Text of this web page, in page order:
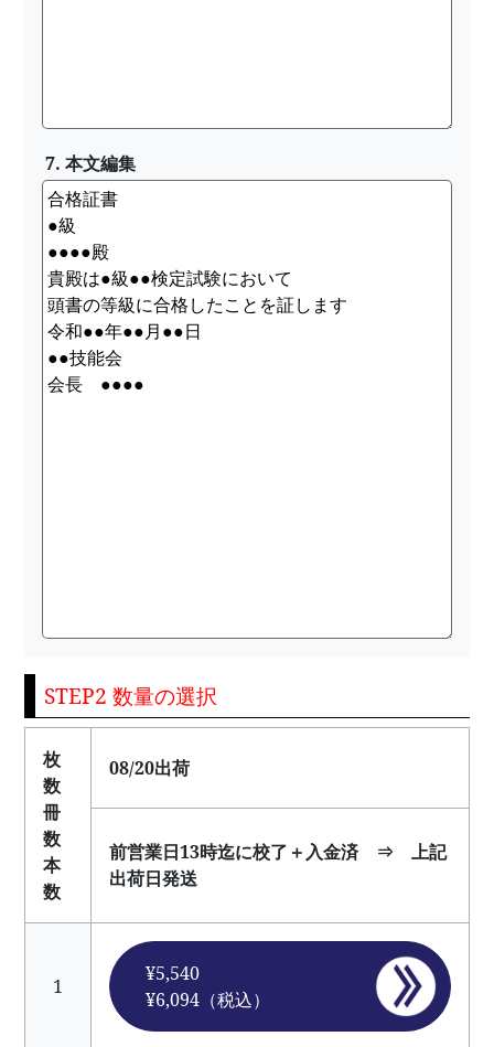
7. 本文編集
STEP2 数量の選択
枚
数
冊
数
本
数
08/20出荷
前営業日13時迄に校了＋入金済 ⇒ 上記
出荷日発送
1
¥5,540
¥6,094（税込）